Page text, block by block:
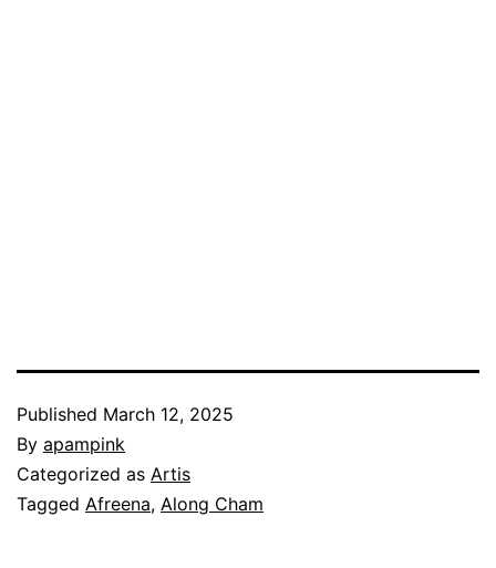
Published March 12, 2025
By apampink
Categorized as Artis
Tagged Afreena, Along Cham